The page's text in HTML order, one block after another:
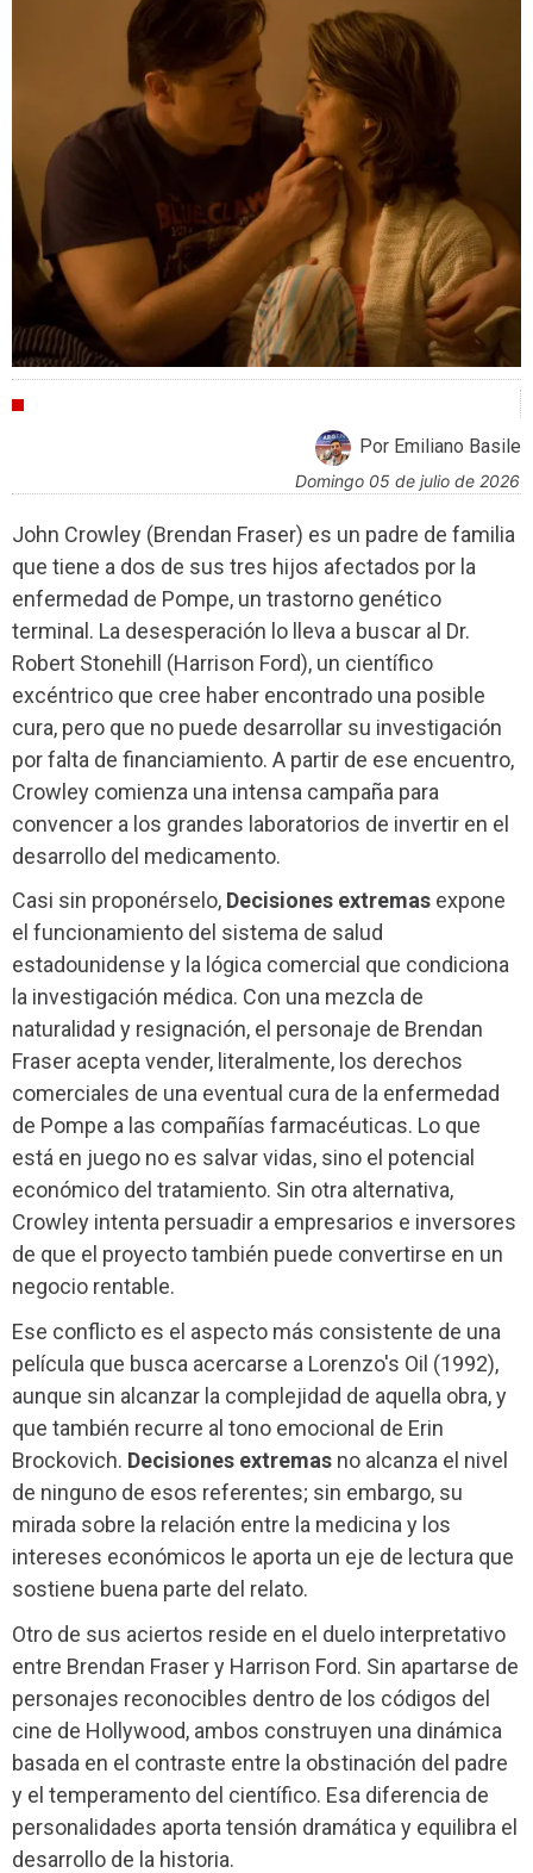
Por Emiliano Basile
domingo 05 de julio de 2026
John Crowley (Brendan Fraser) es un padre de familia
que tiene a dos de sus tres hijos afectados por la
enfermedad de Pompe, un trastorno genético
terminal. La desesperación lo lleva a buscar al Dr.
Robert Stonehill (Harrison Ford), un científico
excéntrico que cree haber encontrado una posible
cura, pero que no puede desarrollar su investigación
por falta de financiamiento. A partir de ese encuentro,
Crowley comienza una intensa campaña para
convencer a los grandes laboratorios de invertir en el
desarrollo del medicamento.
Casi sin proponérselo, Decisiones extremas expone
el funcionamiento del sistema de salud
estadounidense y la lógica comercial que condiciona
la investigación médica. Con una mezcla de
naturalidad y resignación, el personaje de Brendan
Fraser acepta vender, literalmente, los derechos
comerciales de una eventual cura de la enfermedad
de Pompe a las compañías farmacéuticas. Lo que
está en juego no es salvar vidas, sino el potencial
económico del tratamiento. Sin otra alternativa,
Crowley intenta persuadir a empresarios e inversores
de que el proyecto también puede convertirse en un
negocio rentable.
Ese conflicto es el aspecto más consistente de una
película que busca acercarse a Lorenzo's Oil (1992),
aunque sin alcanzar la complejidad de aquella obra, y
que también recurre al tono emocional de Erin
Brockovich. Decisiones extremas no alcanza el nivel
de ninguno de esos referentes; sin embargo, su
mirada sobre la relación entre la medicina y los
intereses económicos le aporta un eje de lectura que
sostiene buena parte del relato.
Otro de sus aciertos reside en el duelo interpretativo
entre Brendan Fraser y Harrison Ford. Sin apartarse de
personajes reconocibles dentro de los códigos del
cine de Hollywood, ambos construyen una dinámica
basada en el contraste entre la obstinación del padre
y el temperamento del científico. Esa diferencia de
personalidades aporta tensión dramática y equilibra el
desarrollo de la historia.